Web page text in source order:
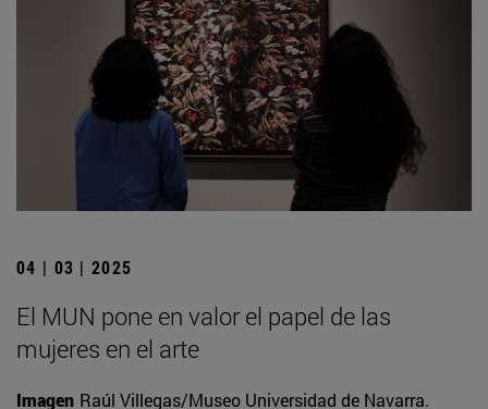
04 | 03 | 2025
El MUN pone en valor el papel de las
mujeres en el arte
Imagen Raúl Villegas/Museo Universidad de Navarra.